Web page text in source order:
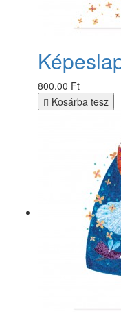
800.00 Ft
Kosárba tesz